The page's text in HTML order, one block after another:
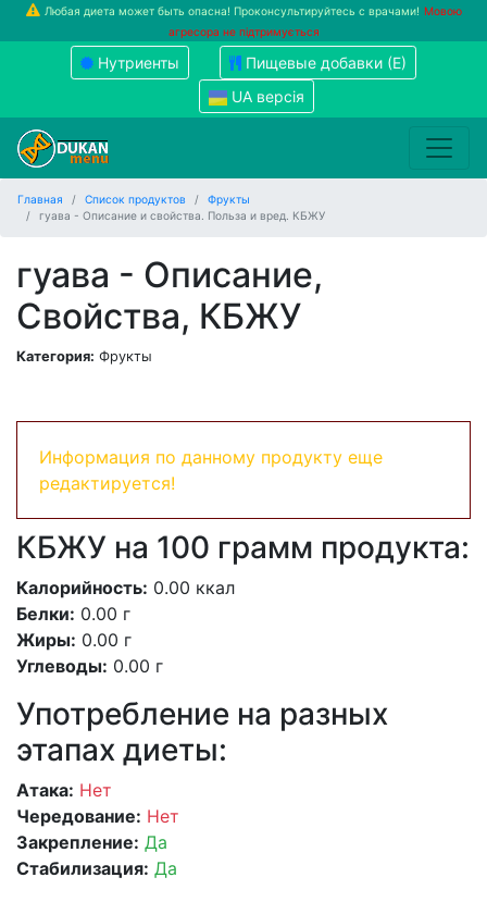
Любая диета может быть опасна! Проконсультируйтесь с врачами! Мовою
агресора не підтримується
Нутриенты
Пищевые добавки (Е)
UA версія
Главная Список продуктов
Фрукты
гуава - Описание и свойства. Польза и вред. КБЖУ
гуава - Описание,
Свойства, КБЖУ
Категория: Фрукты
Информация по данному продукту еще
редактируется!
КБЖУ на 100 грамм продукта:
Калорийность: 0.00 ккал
Белки: 0.00 г
Жиры: 0.00 г
Углеводы: 0.00 г
Употребление на разных
этапах диеты:
Атака: Нет
Чередование: Нет
Закрепление: Да
Стабилизация: Да